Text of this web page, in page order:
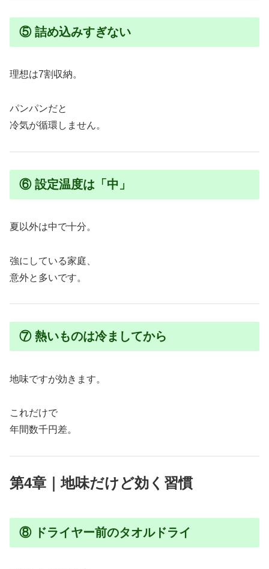
⑤ 詰め込みすぎない
理想は7割収納。
パンパンだと
冷気が循環しません。
⑥ 設定温度は「中」
夏以外は中で十分。
強にしている家庭、
意外と多いです。
⑦ 熱いものは冷ましてから
地味ですが効きます。
これだけで
年間数千円差。
第4章｜地味だけど効く習慣
⑧ ドライヤー前のタオルドライ